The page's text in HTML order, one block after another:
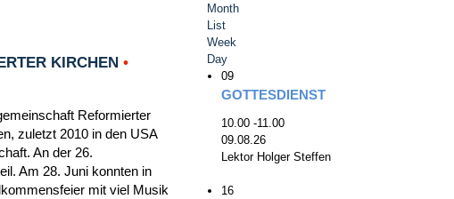
KIRCHEN •
Reformierter
zuletzt 2010 in den USA
An der 26.
Am 28. Juni konnten in
mit viel Musik
Month
List
Week
Day
09
GOTTESDIENST
10.00 -11.00
09.08.26
Lektor Holger Steffen
16